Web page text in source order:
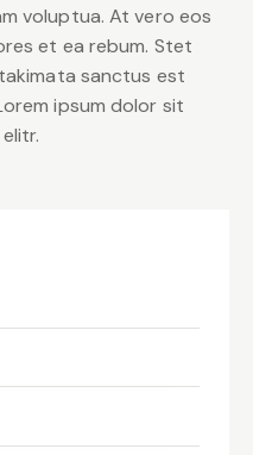
voluptua. At vero eos
et ea rebum. Stet
sanctus est
ipsum dolor sit